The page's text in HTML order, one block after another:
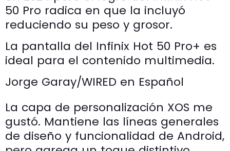
50 Pro radica en que la incluyó
reduciendo su peso y grosor.
La pantalla del Infinix Hot 50 Pro+ es
ideal para el contenido multimedia.
Jorge Garay/WIRED en Español
La capa de personalización XOS me
gustó. Mantiene las líneas generales
de diseño y funcionalidad de Android,